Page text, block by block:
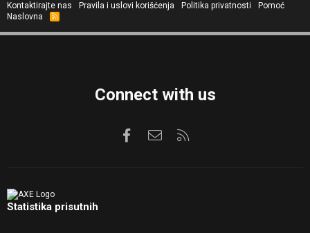
Kontaktirajte nas
Pravila i uslovi korišćenja Politika privatnosti
Pomoć
Naslovna
R
S
Connect with us
FacebookKontaktirajte nas
Statistika prisutnih